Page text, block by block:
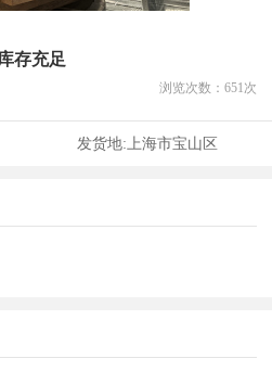
存充足
浏览次数： 651 次
发货地:上海市宝山区